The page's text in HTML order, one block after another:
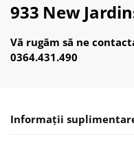
933 New
Vă rugăm să ne
0364.431.490
Informații